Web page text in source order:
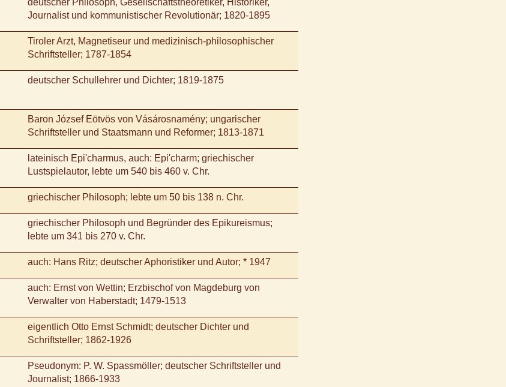
deutscher Philosoph, Gesellschaftstheoretiker, Historiker,
Journalist und kommunistischer Revolutionär; 1820-1895
Tiroler Arzt, Magnetiseur und medizinisch-philosophischer
Schriftsteller; 1787-1854
deutscher Schullehrer und Dichter; 1819-1875
Baron József Eötvös von Vásárosnamény; ungarischer
Schriftsteller und Staatsmann und Reformer; 1813-1871
lateinisch Epi'charmus, auch: Epi'charm; griechischer
Lustspielautor, lebte um 540 bis 460 v. Chr.
griechischer Philosoph; lebte um 50 bis 138 n. Chr.
griechischer Philosoph und Begründer des Epikureismus;
lebte um 341 bis 270 v. Chr.
auch: Hans Ritz; deutscher Aphoristiker und Autor; * 1947
auch: Ernst von Wettin; Erzbischof von Magdeburg von
Verwalter von Haberstadt; 1479-1513
eigentlich Otto Ernst Schmidt; deutscher Dichter und
Schriftsteller; 1862-1926
Pseudonym: P. W. Spassmöller; deutscher Schriftsteller und
Journalist; 1866-1933